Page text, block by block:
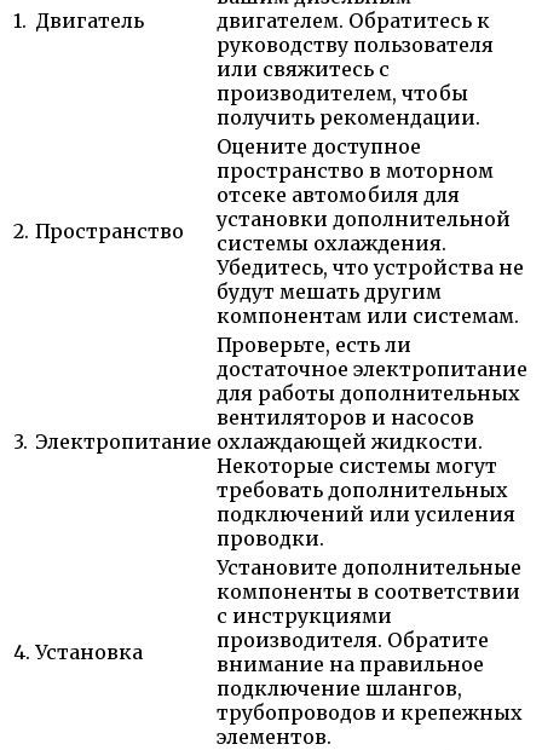
1. Двигатель
двигателем. Обратитесь к
руководству пользователя
или свяжитесь с
производителем, чтобы
получить рекомендации.
2. Пространство
Оцените доступное
пространство в моторном
отсеке автомобиля для
установки дополнительной
системы охлаждения.
Убедитесь, что устройства не
будут мешать другим
компонентам или системам.
3. Электропитание
Проверьте, есть ли
достаточное электропитание
для работы дополнительных
вентиляторов и насосов
охлаждающей жидкости.
Некоторые системы могут
требовать дополнительных
подключений или усиления
проводки.
4. Установка
Установите дополнительные
компоненты в соответствии
с инструкциями
производителя. Обратите
внимание на правильное
подключение шлангов,
трубопроводов и крепежных
элементов.